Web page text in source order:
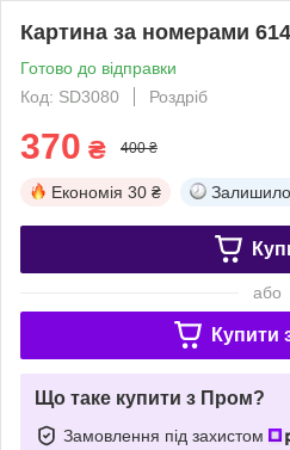
Картина за номерами
Готово до відправки
Код: SD3080
Роздріб
370 ₴ 400 ₴
Економія 30 ₴
або
Купити
Що таке купити з Пром?
Замовлення під захистом